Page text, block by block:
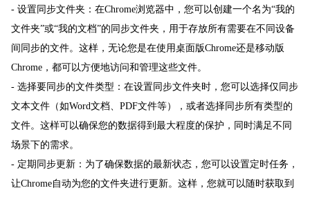
- 设置同步文件夹：在Chrome浏览器中，您可以创建一个名为“我的
文件夹”或“我的文档”的同步文件夹，用于存放所有需要在不同设备
间同步的文件。这样，无论您是在使用桌面版Chrome还是移动版
Chrome，都可以方便地访问和管理这些文件。
- 选择要同步的文件类型：在设置同步文件夹时，您可以选择仅同步
文本文件（如Word文档、PDF文件等），或者选择同步所有类型的
文件。这样可以确保您的数据得到最大程度的保护，同时满足不同
场景下的需求。
- 定期同步更新：为了确保数据的最新状态，您可以设置定时任务，
让Chrome自动为您的文件夹进行更新。这样，您就可以随时获取到